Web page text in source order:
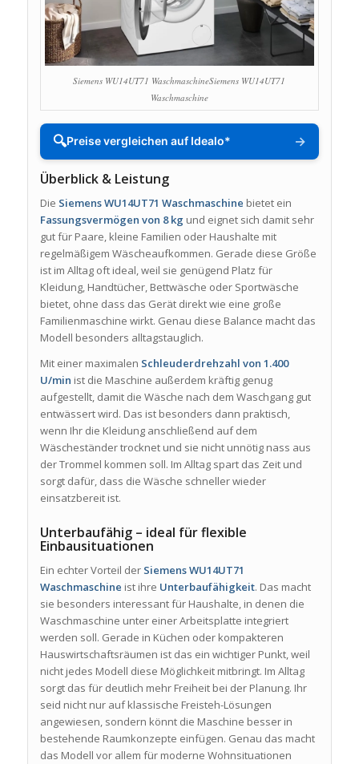
Siemens WU14UT71 WaschmaschineSiemens WU14UT71
Waschmaschine
🔍Preise vergleichen auf Idealo* →
Überblick & Leistung
Die Siemens WU14UT71 Waschmaschine bietet ein
Fassungsvermögen von 8 kg und eignet sich damit sehr
gut für Paare, kleine Familien oder Haushalte mit
regelmäßigem Wäscheaufkommen. Gerade diese Größe
ist im Alltag oft ideal, weil sie genügend Platz für
Kleidung, Handtücher, Bettwäsche oder Sportwäsche
bietet, ohne dass das Gerät direkt wie eine große
Familienmaschine wirkt. Genau diese Balance macht das
Modell besonders alltagstauglich.
Mit einer maximalen Schleuderdrehzahl von 1.400
U/min ist die Maschine außerdem kräftig genug
aufgestellt, damit die Wäsche nach dem Waschgang gut
entwässert wird. Das ist besonders dann praktisch,
wenn Ihr die Kleidung anschließend auf dem
Wäscheständer trocknet und sie nicht unnötig nass aus
der Trommel kommen soll. Im Alltag spart das Zeit und
sorgt dafür, dass die Wäsche schneller wieder
einsatzbereit ist.
Unterbaufähig – ideal für flexible
Einbausituationen
Ein echter Vorteil der Siemens WU14UT71
Waschmaschine ist ihre Unterbaufähigkeit. Das macht
sie besonders interessant für Haushalte, in denen die
Waschmaschine unter einer Arbeitsplatte integriert
werden soll. Gerade in Küchen oder kompakteren
Hauswirtschaftsräumen ist das ein wichtiger Punkt, weil
nicht jedes Modell diese Möglichkeit mitbringt. Im Alltag
sorgt das für deutlich mehr Freiheit bei der Planung. Ihr
seid nicht nur auf klassische Freisteh-Lösungen
angewiesen, sondern könnt die Maschine besser in
bestehende Raumkonzepte einfügen. Genau das macht
das Modell vor allem für moderne Wohnsituationen